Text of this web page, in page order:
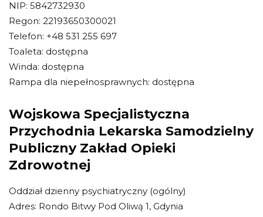
NIP: 5842732930
Regon: 22193650300021
Telefon: +48 531 255 697
Toaleta: dostępna
Winda: dostępna
Rampa dla niepełnosprawnych: dostępna
Wojskowa Specjalistyczna
Przychodnia Lekarska Samodzielny
Publiczny Zakład Opieki
Zdrowotnej
Oddział dzienny psychiatryczny (ogólny)
Adres: Rondo Bitwy Pod Oliwą 1, Gdynia